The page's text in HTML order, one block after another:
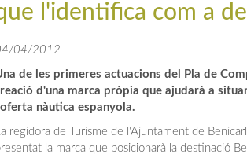
l'identifica com a
04/2012
de les primeres actuacions del Pla de
d'una marca pròpia que ajudarà a
nàutica espanyola.
regidora de Turisme de l'Ajuntament de
la marca que posicionarà la destinació